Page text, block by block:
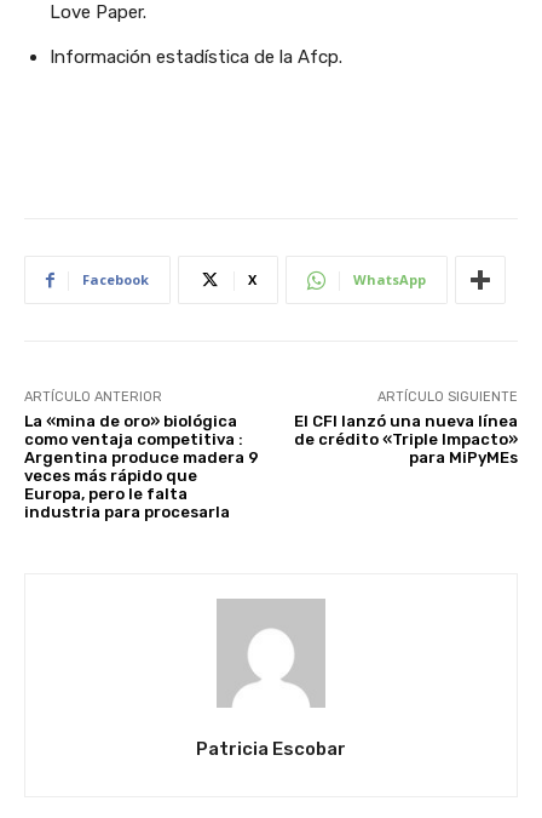
Love Paper.
Información estadística de la Afcp.
Facebook X WhatsApp
ARTÍCULO ANTERIOR
La «mina de oro» biológica
como ventaja competitiva :
Argentina produce madera 9
veces más rápido que
Europa, pero le falta
industria para procesarla
ARTÍCULO SIGUIENTE
El CFI lanzó una nueva línea
de crédito «Triple Impacto»
para MiPyMEs
Patricia Escobar